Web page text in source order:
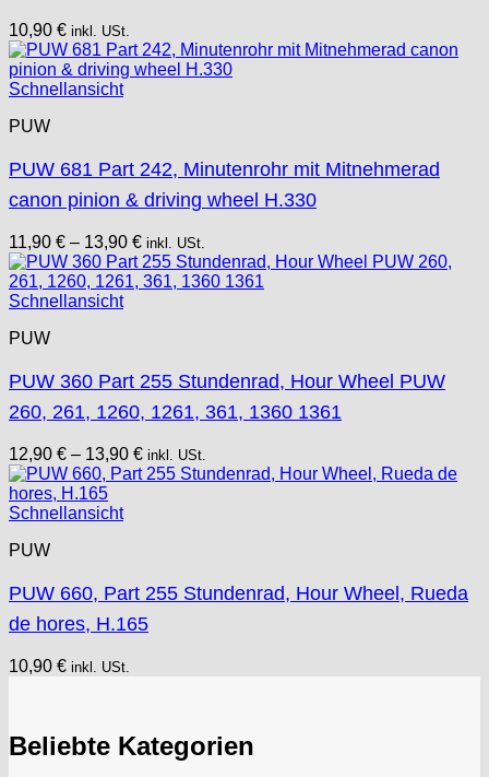
10,90 € inkl. USt.
Schnellansicht
PUW
PUW 681 Part 242, Minutenrohr mit Mitnehmerad
canon pinion & driving wheel H.330
11,90 € – 13,90 € inkl. USt.
Schnellansicht
PUW
PUW 360 Part 255 Stundenrad, Hour Wheel PUW
260, 261, 1260, 1261, 361, 1360 1361
12,90 € – 13,90 € inkl. USt.
Schnellansicht
PUW
PUW 660, Part 255 Stundenrad, Hour Wheel, Rueda
de hores, H.165
10,90 € inkl. USt.
Beliebte Kategorien